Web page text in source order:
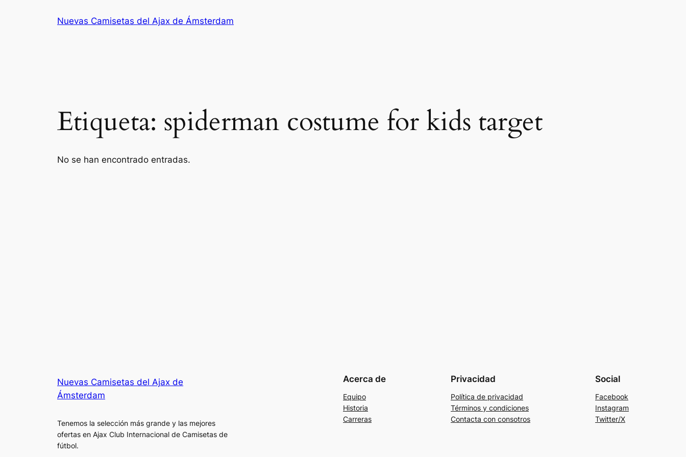
Nuevas Camisetas del Ajax de Ámsterdam
Etiqueta: spiderman costume for kids target
No se han encontrado entradas.
Nuevas Camisetas del Ajax de
Ámsterdam
Tenemos la selección más grande y las mejores
ofertas en Ajax Club Internacional de Camisetas de
fútbol.
Acerca de
Equipo
Historia
Carreras
Privacidad
Política de privacidad
Términos y condiciones
Contacta con consotros
Social
Facebook
Instagram
Twitter/X